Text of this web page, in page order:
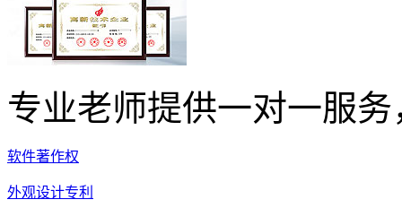
专业老师提供一对一服
软件著作权
外观设计专利